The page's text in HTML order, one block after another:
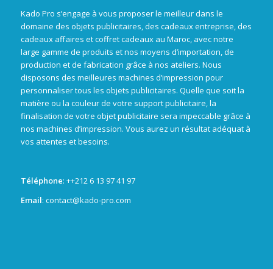
Kado Pro s’engage à vous proposer le meilleur dans le
domaine des objets publicitaires, des cadeaux entreprise, des
cadeaux affaires et coffret cadeaux au Maroc, avec notre
large gamme de produits et nos moyens d’importation, de
production et de fabrication grâce à nos ateliers. Nous
disposons des meilleures machines d’impression pour
personnaliser tous les objets publicitaires. Quelle que soit la
matière ou la couleur de votre support publicitaire, la
finalisation de votre objet publicitaire sera impeccable grâce à
nos machines d’impression. Vous aurez un résultat adéquat à
vos attentes et besoins.
Téléphone: ++212 6 13 97 41 97
Email: contact@kado-pro.com